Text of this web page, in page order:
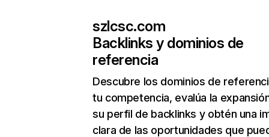
szlcsc.com
Backlinks y dominios de
referencia
Descubre los dominios de
tu competencia, evalúa la
su perfil de backlinks y obtén una
clara de las oportunidades que